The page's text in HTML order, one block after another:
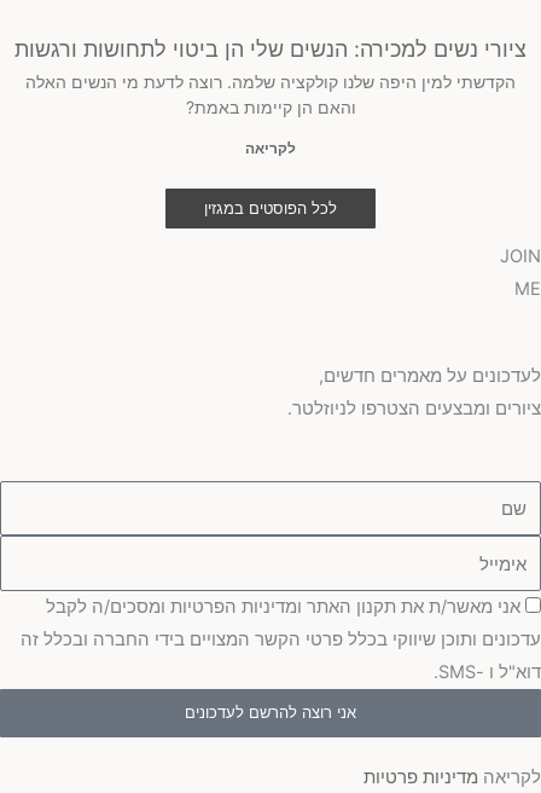
ציורי נשים למכירה: הנשים שלי הן ביטוי לתחושות ורגשות
הקדשתי למין היפה שלנו קולקציה שלמה. רוצה לדעת מי הנשים האלה
והאם הן קיימות באמת?
לקריאה
לכל הפוסטים במגזין
JOIN
ME
לעדכונים על מאמרים חדשים,
ציורים ומבצעים הצטרפו לניוזלטר.
הסכמה
אני מאשר/ת את תקנון האתר ומדיניות הפרטיות ומסכים/ה לקבל
עדכונים ותוכן שיווקי בכלל פרטי הקשר המצויים בידי החברה ובכלל זה
דוא"ל ו -SMS.
אני רוצה להרשם לעדכונים
לקריאה מדיניות פרטיות